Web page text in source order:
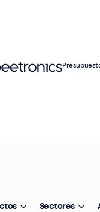
Sectores